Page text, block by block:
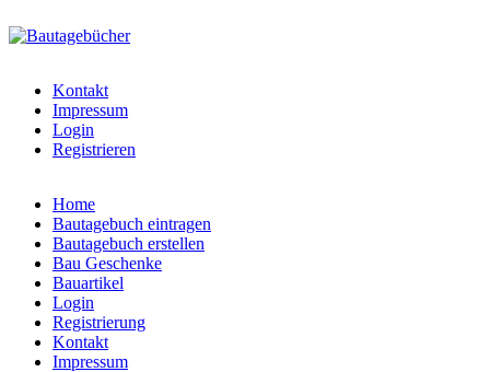
bautagebuch-
liste.de
Kontakt
Impressum
Login
Registrieren
Hauptmenü
Home
Bautagebuch eintragen
Bautagebuch erstellen
Bau Geschenke
Bauartikel
Login
Registrierung
Kontakt
Impressum